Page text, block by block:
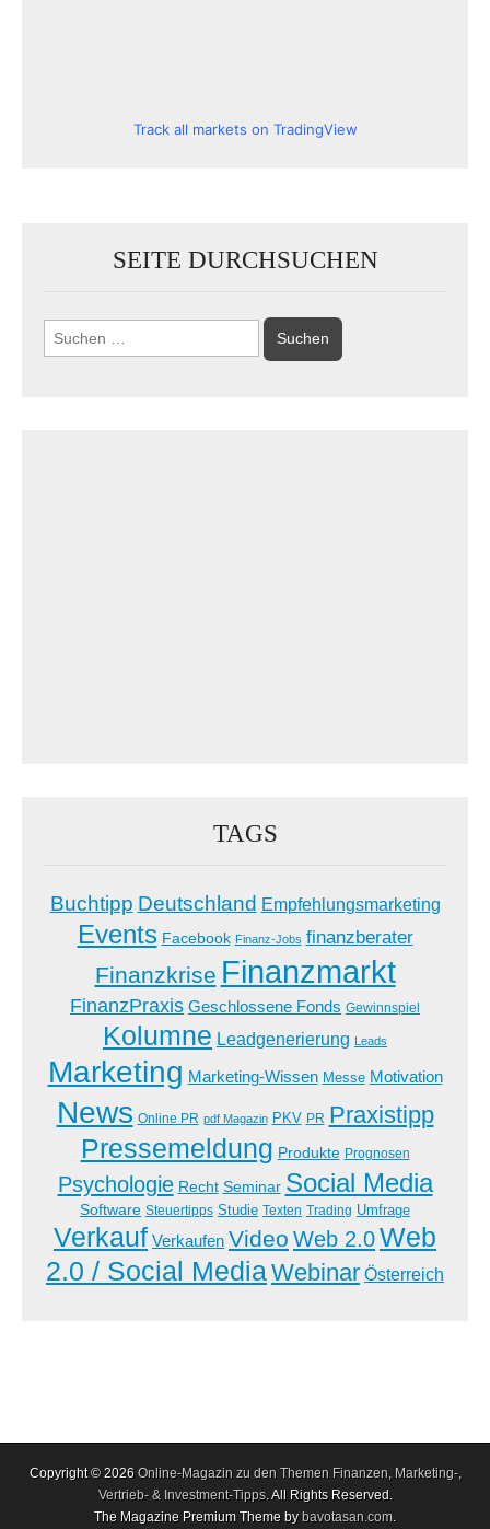
Track all markets on TradingView
SEITE DURCHSUCHEN
Suchen
nach:
TAGS
Buchtipp Deutschland Empfehlungsmarketing
Events Facebook Finanz-Jobs finanzberater
Finanzkrise Finanzmarkt
FinanzPraxis Geschlossene Fonds Gewinnspiel
Kolumne Leadgenerierung Leads
Marketing Marketing-Wissen Messe Motivation
News Online PR pdf Magazin PKV PR Praxistipp
Pressemeldung Produkte Prognosen
Psychologie Recht Seminar Social Media
Software Steuertipps Studie Texten Trading Umfrage
Verkauf Verkaufen Video Web 2.0Web
2.0 / Social MediaWebinar Österreich
Copyright © 2026 Online-Magazin zu den Themen Finanzen, Marketing-,
Vertrieb- & Investment-Tipps. All Rights Reserved.
The Magazine Premium Theme by bavotasan.com.